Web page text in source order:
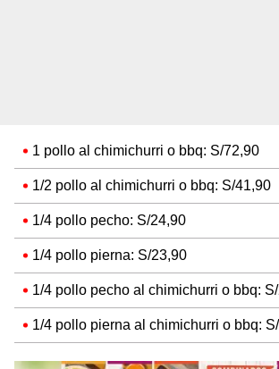
1 pollo al chimichurri o bbq: S/72,90
1/2 pollo al chimichurri o bbq: S/41,90
1/4 pollo pecho: S/24,90
1/4 pollo pierna: S/23,90
1/4 pollo pecho al chimichurri o bbq:
1/4 pollo pierna al chimichurri o bbq: